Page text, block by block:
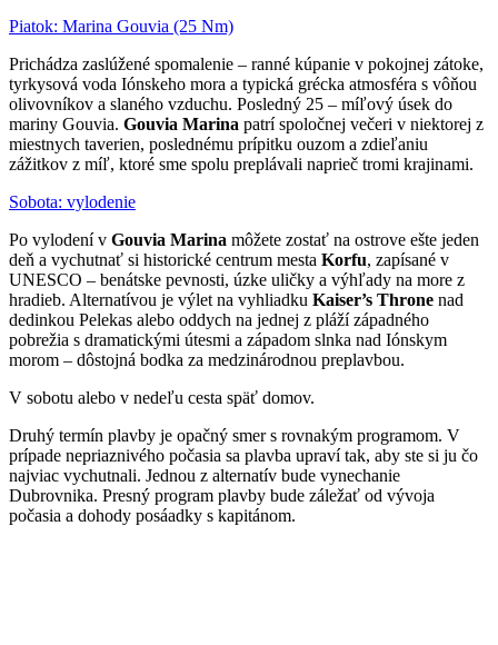
Piatok: Marina Gouvia (25 Nm)
Prichádza zaslúžené spomalenie – ranné kúpanie v pokojnej zátoke,
tyrkysová voda Iónskeho mora a typická grécka atmosféra s vôňou
olivovníkov a slaného vzduchu. Posledný 25 – míľový úsek do
mariny Gouvia. Gouvia Marina patrí spoločnej večeri v niektorej z
miestnych taverien, poslednému prípitku ouzom a zdieľaniu
zážitkov z míľ, ktoré sme spolu preplávali naprieč tromi krajinami.
Sobota: vylodenie
Po vylodení v Gouvia Marina môžete zostať na ostrove ešte jeden
deň a vychutnať si historické centrum mesta Korfu, zapísané v
UNESCO – benátske pevnosti, úzke uličky a výhľady na more z
hradieb. Alternatívou je výlet na vyhliadku Kaiser’s Throne nad
dedinkou Pelekas alebo oddych na jednej z pláží západného
pobrežia s dramatickými útesmi a západom slnka nad Iónskym
morom – dôstojná bodka za medzinárodnou preplavbou.
V sobotu alebo v nedeľu cesta späť domov.
Druhý termín plavby je opačný smer s rovnakým programom. V
prípade nepriaznivého počasia sa plavba upraví tak, aby ste si ju čo
najviac vychutnali. Jednou z alternatív bude vynechanie
Dubrovnika. Presný program plavby bude záležať od vývoja
počasia a dohody posáadky s kapitánom.